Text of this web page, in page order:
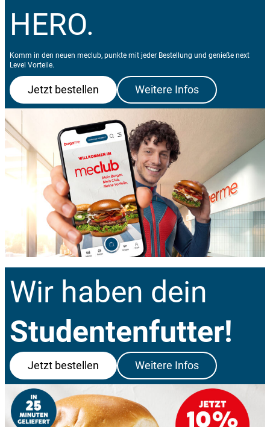
HERO.
Komm in den neuen meclub, punkte mit jeder Bestellung und genieße next
Level Vorteile.
Jetzt bestellen Weitere Infos
Wir haben dein
Studenten­futter!
Jetzt bestellen Weitere Infos